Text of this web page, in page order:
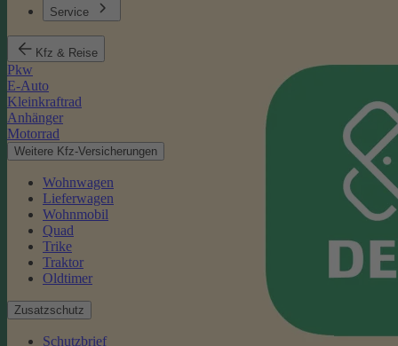
Service
Kfz & Reise
Pkw
E-Auto
Kleinkraftrad
Anhänger
Motorrad
Weitere Kfz-Versicherungen
Wohnwagen
Lieferwagen
Wohnmobil
Quad
Trike
Traktor
Oldtimer
Zusatzschutz
Schutzbrief